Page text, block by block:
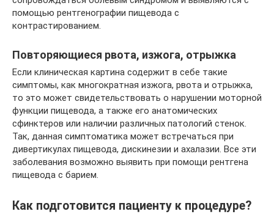
помощью рентгенографии пищевода с
контрастированием.
Повторяющиеся рвота, изжога, отрыжка
Если клиническая картина содержит в себе такие
симптомы, как многократная изжога, рвота и отрыжка,
то это может свидетельствовать о нарушении моторной
функции пищевода, а также его анатомических
сфинктеров или наличии различных патологий стенок.
Так, данная симптоматика может встречаться при
дивертикулах пищевода, дискинезии и ахалазии. Все эти
заболевания возможно выявить при помощи рентгена
пищевода с барием.
Как подготовится пациенту к процедуре?